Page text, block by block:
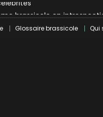
brassicole en
de la révolution craft
artificielle dans le milieu
Glossaire brassicole Qui